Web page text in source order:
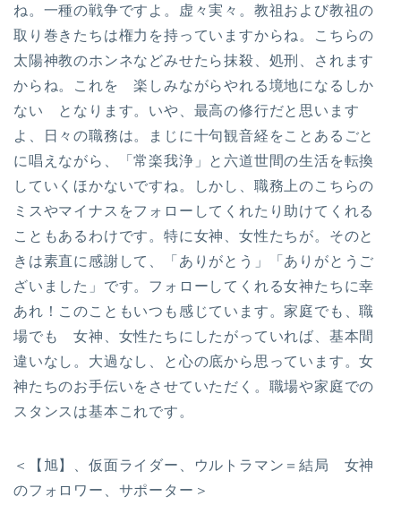
ね。一種の戦争ですよ。虚々実々。教祖および教祖の
取り巻きたちは権力を持っていますからね。こちらの
太陽神教のホンネなどみせたら抹殺、処刑、されます
からね。これを 楽しみながらやれる境地になるしか
ない となります。いや、最高の修行だと思います
よ、日々の職務は。まじに十句観音経をことあるごと
に唱えながら、「常楽我浄」と六道世間の生活を転換
していくほかないですね。しかし、職務上のこちらの
ミスやマイナスをフォローしてくれたり助けてくれる
こともあるわけです。特に女神、女性たちが。そのと
きは素直に感謝して、「ありがとう」「ありがとうご
ざいました」です。フォローしてくれる女神たちに幸
あれ！このこともいつも感じています。家庭でも、職
場でも 女神、女性たちにしたがっていれば、基本間
違いなし。大過なし、と心の底から思っています。女
神たちのお手伝いをさせていただく。職場や家庭での
スタンスは基本これです。
＜【旭】、仮面ライダー、ウルトラマン＝結局 女神
のフォロワー、サポーター＞